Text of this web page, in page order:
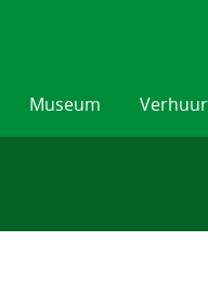
Museum Verhuur